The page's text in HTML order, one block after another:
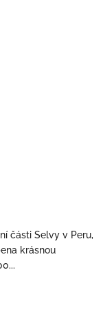
části Selvy v Peru,
krásnou